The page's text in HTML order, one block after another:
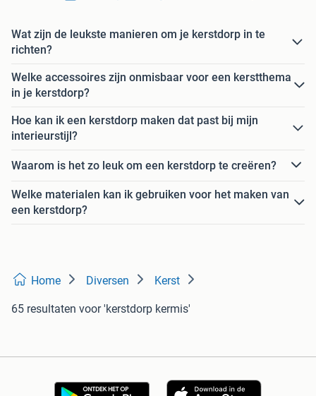
Wat zijn de leukste manieren om je kerstdorp in te
richten?
Welke accessoires zijn onmisbaar voor een kerstthema
in je kerstdorp?
Hoe kan ik een kerstdorp maken dat past bij mijn
interieurstijl?
Waarom is het zo leuk om een kerstdorp te creëren?
Welke materialen kan ik gebruiken voor het maken van
een kerstdorp?
Home Diversen Kerst
65 resultaten voor 'kerstdorp kermis'